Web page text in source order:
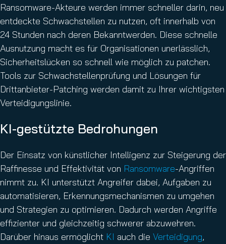
Ransomware-Akteure werden immer schneller darin, neu
entdeckte Schwachstellen zu nutzen, oft innerhalb von
24 Stunden nach deren Bekanntwerden. Diese schnelle
Ausnutzung macht es für Organisationen unerlässlich,
Sicherheitslücken so schnell wie möglich zu patchen.
Tools zur Schwachstellenprüfung und Lösungen für
Drittanbieter-Patching werden damit zu Ihrer wichtigsten
Verteidigungslinie.
KI-gestützte Bedrohungen
Der Einsatz von künstlicher Intelligenz zur Steigerung der
Raffinesse und Effektivität von Ransomware-Angriffen
nimmt zu. KI unterstützt Angreifer dabei, Aufgaben zu
automatisieren, Erkennungsmechanismen zu umgehen
und Strategien zu optimieren. Dadurch werden Angriffe
effizienter und gleichzeitig schwerer abzuwehren.
Darüber hinaus ermöglicht KI auch die Verteidigung,